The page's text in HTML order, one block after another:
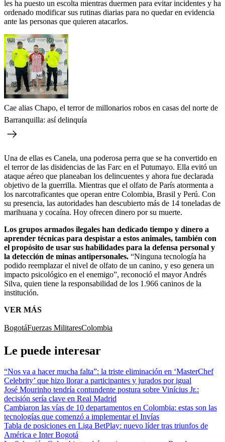
les ha puesto un escolta mientras duermen para evitar incidentes y ha
ordenado modificar sus rutinas diarias para no quedar en evidencia
ante las personas que quieren atacarlos.
Cae alias Chapo, el terror de millonarios robos en casas del norte de
Barranquilla: así delinquía
Una de ellas es Canela, una poderosa perra que se ha convertido en
el terror de las disidencias de las Farc en el Putumayo. Ella evitó un
ataque aéreo que planeaban los delincuentes y ahora fue declarada
objetivo de la guerrilla. Mientras que el olfato de París atormenta a
los narcotraficantes que operan entre Colombia, Brasil y Perú. Con
su presencia, las autoridades han descubierto más de 14 toneladas de
marihuana y cocaína. Hoy ofrecen dinero por su muerte.
Los grupos armados ilegales han dedicado tiempo y dinero a
aprender técnicas para despistar a estos animales, también con
el propósito de usar sus habilidades para la defensa personal y
la detección de minas antipersonales. “Ninguna tecnología ha
podido reemplazar el nivel de olfato de un canino, y eso genera un
impacto psicológico en el enemigo”, reconoció el mayor Andrés
Silva, quien tiene la responsabilidad de los 1.966 caninos de la
institución.
VER MÁS
BogotáFuerzas MilitaresColombia
Le puede interesar
“Nos va a hacer mucha falta”: la triste eliminación en ‘MasterChef
Celebrity’ que hizo llorar a participantes y jurados por igual
José Mourinho tendría contundente postura sobre Vinícius Jr.:
decisión sería clave en Real Madrid
Cambiaron las vías de 10 departamentos en Colombia: estas son las
tecnologías que comenzó a implementar el Invías
Tabla de posiciones en Liga BetPlay: nuevo líder tras triunfos de
América e Inter Bogotá